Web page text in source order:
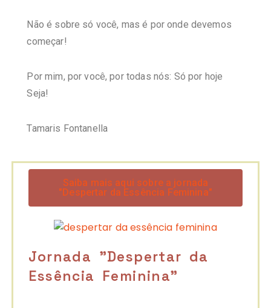
Não é sobre só você, mas é por onde devemos
começar!
Por mim, por você, por todas nós: Só por hoje
Seja!
Tamaris Fontanella
Saiba mais aqui sobre a jornada
"Despertar da Essência Feminina"
Jornada "Despertar da
Essência Feminina"